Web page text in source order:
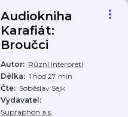
Audiokniha
Karafiát:
Broučci
Autor: Různí interpreti
Délka: 1 hod 27 min
Čte: Soběslav Sejk
Vydavatel :
Supraphon a.s.